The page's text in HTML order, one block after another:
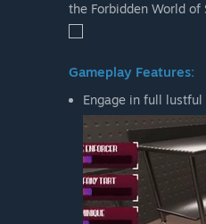
the Forbidden World of
Gameplay Features:
Engage in full